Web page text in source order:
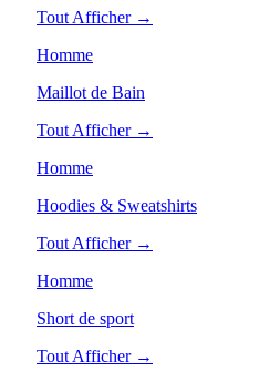
Tout Afficher →
Homme
Maillot de Bain
Tout Afficher →
Homme
Hoodies & Sweatshirts
Tout Afficher →
Homme
Short de sport
Tout Afficher →